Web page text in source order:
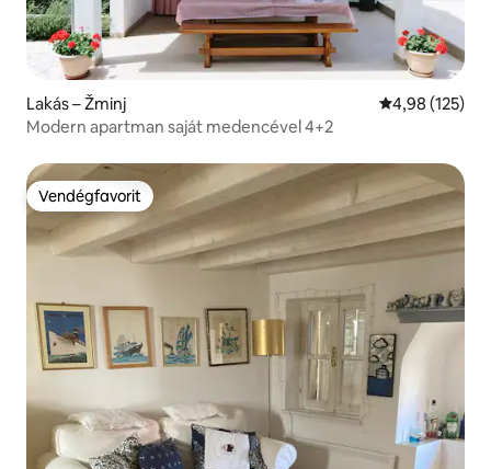
Lakás – Žminj Átlagos
4,98 (125)
Modern apartman saját medencével 4+2
Vendégfavorit
Vendégfavorit